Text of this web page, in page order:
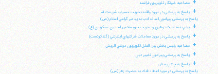
+ مصاحبه خبرنگار تلويزيون فرانسه
+
پاسخ به پرسشي در مورد واقعه تخريب حسينيه شريعت قم
پاسخ به پرسشي پيرامون اسائه ادب به پيامبر گرامي اسلام (ص)
+ پيام به مناسبت توهين و تخريب حرم مقدس امامين عسكريين (ع)
+ پاسخ به پرسشي در مورد معاملات شركتهاي اينترنتي (گلدكوئست)
+ مصاحبه رئيس بخش بين الملل تلويزيون دولتي اتريش
+ پاسخ به پرسشي پيرامون تغيير دين
+
پاسخ به چند پرسش
پاسخ به پرسشي در مورد اعطاء فدك به حضرت زهرا(س)